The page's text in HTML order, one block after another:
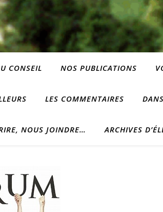
CONSEIL NOS PUBLICATIONS
LES COMMENTAIRES
NOUS JOINDRE… ARCHIVES